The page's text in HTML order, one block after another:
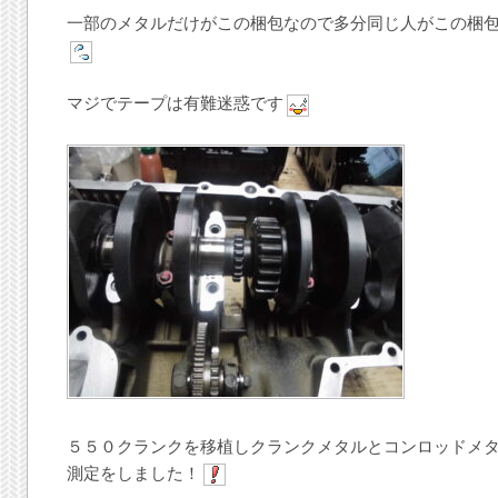
一部のメタルだけがこの梱包なので多分同じ人がこの梱
マジでテープは有難迷惑です
５５０クランクを移植しクランクメタルとコンロッドメ
測定をしました！